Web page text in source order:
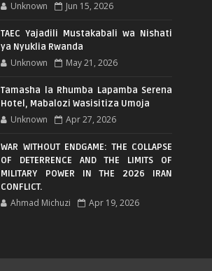
Unknown Jun 15, 2026
TAEC Yajadili Mustakabali wa Nishati
ya Nyuklia Rwanda
Unknown May 21, 2026
Tamasha la Rhumba Lapamba Serena
Hotel, Mabalozi Wasisitiza Umoja
Unknown Apr 27, 2026
WAR WITHOUT ENDGAME: THE COLLAPSE
OF DETERRENCE AND THE LIMITS OF
MILITARY POWER IN THE 2026 IRAN
CONFLICT.
Ahmad Michuzi Apr 19, 2026